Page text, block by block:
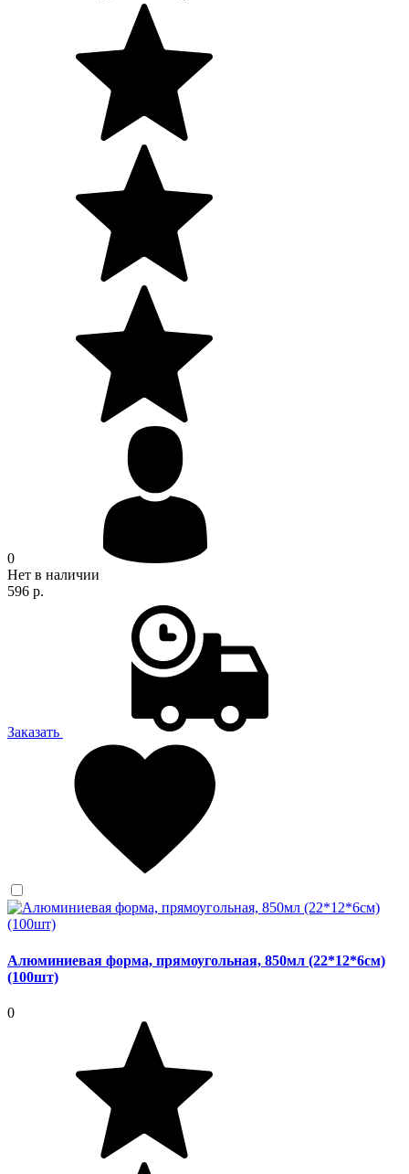
0
Нет в наличии
596 р.
Заказать
Алюминиевая форма, прямоугольная, 850мл (22*12*6см)
(100шт)
0